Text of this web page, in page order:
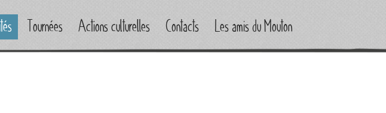
Tournées Actions culturelles Contacts Les amis du Mouton